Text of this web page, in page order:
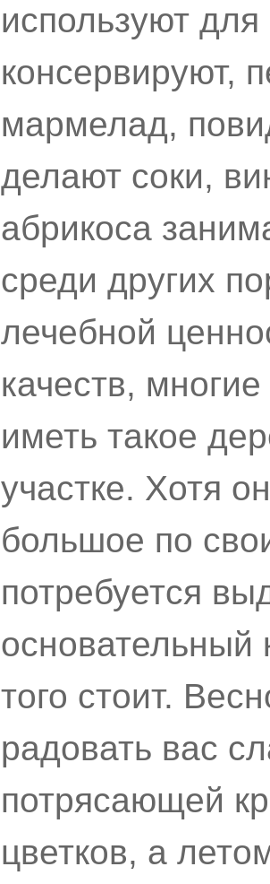
используют
консервируют,
мармелад,
делают соки,
абрикоса
среди других
лечебной
качеств,
иметь такое
участке. Хотя
большое по
потребуется
основательный
того стоит.
радовать вас
потрясающей
цветков, а